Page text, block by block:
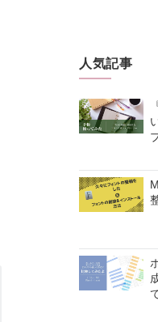
人気記事